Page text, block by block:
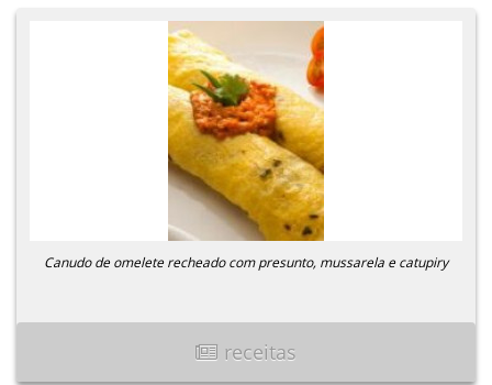
Canudo de omelete recheado com presunto, mussarela e catupiry
receitas